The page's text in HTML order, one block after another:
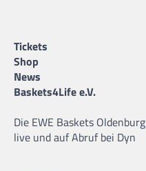
Tickets
Shop
News
Baskets4Life e.V.
Die EWE Baskets Oldenburg
live und auf Abruf bei Dyn